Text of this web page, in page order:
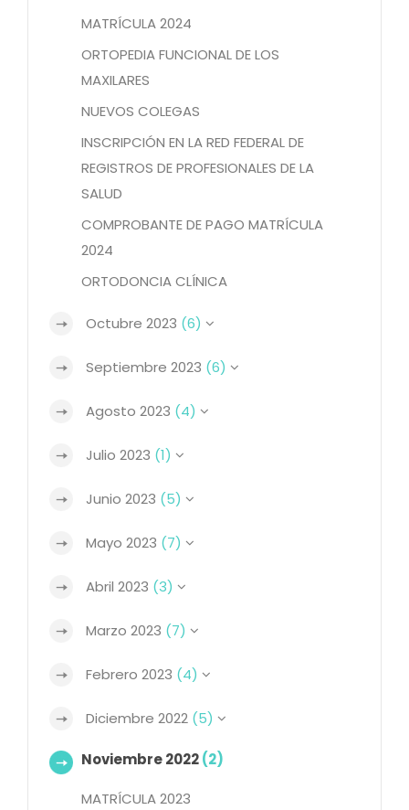
MATRÍCULA 2024
ORTOPEDIA FUNCIONAL DE LOS
MAXILARES
NUEVOS COLEGAS
INSCRIPCIÓN EN LA RED FEDERAL DE
REGISTROS DE PROFESIONALES DE LA
SALUD
COMPROBANTE DE PAGO MATRÍCULA
2024
ORTODONCIA CLÍNICA
Octubre 2023 (6)
Septiembre 2023 (6)
Agosto 2023 (4)
Julio 2023 (1)
Junio 2023 (5)
Mayo 2023 (7)
Abril 2023 (3)
Marzo 2023 (7)
Febrero 2023 (4)
Diciembre 2022 (5)
Noviembre 2022(2)
MATRÍCULA 2023